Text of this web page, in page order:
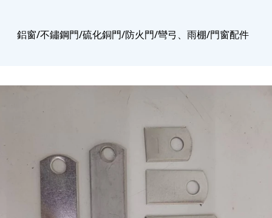
鋁窗/不鏽鋼門/硫化銅門/防火門/彎弓、雨棚/門窗配件